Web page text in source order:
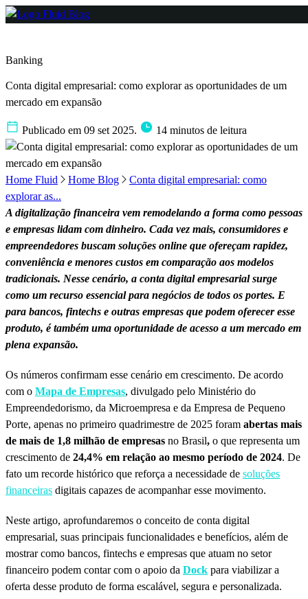
Banking
Conta digital empresarial: como explorar as oportunidades de um
mercado em expansão
Publicado em 09 set 2025. 14 minutos de leitura
Home Fluid Home Blog
Conta digital empresarial: como
explorar as...
A digitalização financeira vem remodelando a forma como pessoas
e empresas lidam com dinheiro. Cada vez mais, consumidores e
empreendedores buscam soluções online que ofereçam rapidez,
conveniência e menores custos em comparação aos modelos
tradicionais. Nesse cenário, a conta digital empresarial surge
como um recurso essencial para negócios de todos os portes. E
para bancos, fintechs e outras empresas que podem oferecer esse
produto, é também uma oportunidade de acesso a um mercado em
plena expansão.
Os números confirmam esse cenário em crescimento. De acordo
com o Mapa de Empresas, divulgado pelo Ministério do
Empreendedorismo, da Microempresa e da Empresa de Pequeno
Porte, apenas no primeiro quadrimestre de 2025 foram abertas mais
de mais de 1,8 milhão de empresas no Brasil, o que representa um
crescimento de 24,4% em relação ao mesmo período de 2024. De
fato um recorde histórico que reforça a necessidade de soluções
financeiras digitais capazes de acompanhar esse movimento.
Neste artigo, aprofundaremos o conceito de conta digital
empresarial, suas principais funcionalidades e benefícios, além de
mostrar como bancos, fintechs e empresas que atuam no setor
financeiro podem contar com o apoio da Dock para viabilizar a
oferta desse produto de forma escalável, segura e personalizada.